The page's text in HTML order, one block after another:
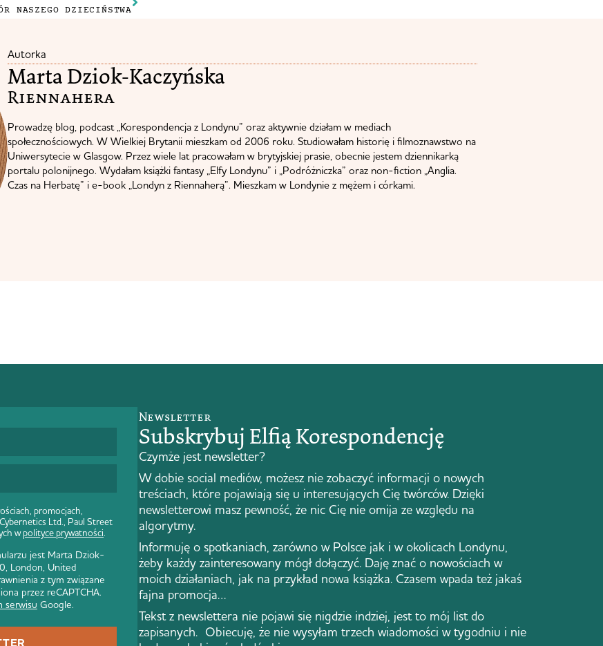
NASZEGO DZIECIŃSTWA
Autorka
Marta Dziok-Kaczyńska
Riennahera​
Prowadzę blog, podcast „Korespondencja z Londynu” oraz aktywnie działam w mediach
społecznościowych. W Wielkiej Brytanii mieszkam od 2006 roku. Studiowałam historię i filmoznawstwo na
Uniwersytecie w Glasgow. Przez wiele lat pracowałam w brytyjskiej prasie, obecnie jestem dziennikarką
portalu polonijnego. Wydałam książki fantasy „Elfy Londynu” i „Podróżniczka” oraz non-fiction „Anglia.
Czas na Herbatę” i e-book „Londyn z Riennaherą”. Mieszkam w Londynie z mężem i córkami.
promocjach,
Ltd., Paul Street
wpolityce prywatności.
jest Marta Dziok-
London, United
z tym związane
przez reCAPTCHA.
serwisu Google.
Newsletter
Subskrybuj Elfią Korespondencję
Czymże jest newsletter?
W dobie social mediów, możesz nie zobaczyć informacji o nowych
treściach, które pojawiają się u interesujących Cię twórców. Dzięki
newsletterowi masz pewność, że nic Cię nie omija ze względu na
algorytmy.
Informuję o spotkaniach, zarówno w Polsce jak i w okolicach Londynu,
żeby każdy zainteresowany mógł dołączyć. Daję znać o nowościach w
moich działaniach, jak na przykład nowa książka. Czasem wpada też jakaś
fajna promocja…
Tekst z newslettera nie pojawi się nigdzie indziej, jest to mój list do
zapisanych. Obiecuję, że nie wysyłam trzech wiadomości w tygodniu i nie